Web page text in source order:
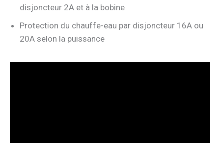
disjoncteur 2A et à la bobine
Protection du chauffe-eau par disjoncteur 16A ou
20A selon la puissance